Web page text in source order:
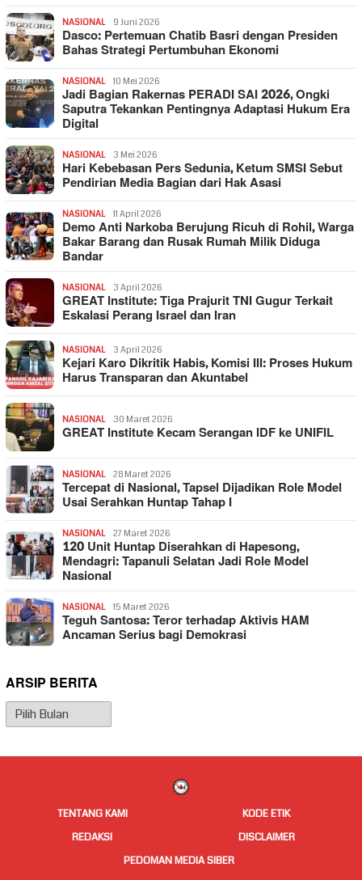
NASIONAL 9 Juni 2026
Dasco: Pertemuan Chatib Basri dengan Presiden
Bahas Strategi Pertumbuhan Ekonomi
NASIONAL 10 Mei 2026
Jadi Bagian Rakernas PERADI SAI 2026, Ongki
Saputra Tekankan Pentingnya Adaptasi Hukum Era
Digital
NASIONAL 3 Mei 2026
Hari Kebebasan Pers Sedunia, Ketum SMSI Sebut
Pendirian Media Bagian dari Hak Asasi
NASIONAL 11 April 2026
Demo Anti Narkoba Berujung Ricuh di Rohil, Warga
Bakar Barang dan Rusak Rumah Milik Diduga
Bandar
NASIONAL 3 April 2026
GREAT Institute: Tiga Prajurit TNI Gugur Terkait
Eskalasi Perang Israel dan Iran
NASIONAL 3 April 2026
Kejari Karo Dikritik Habis, Komisi III: Proses Hukum
Harus Transparan dan Akuntabel
NASIONAL 30 Maret 2026
GREAT Institute Kecam Serangan IDF ke UNIFIL
NASIONAL 28 Maret 2026
Tercepat di Nasional, Tapsel Dijadikan Role Model
Usai Serahkan Huntap Tahap I
NASIONAL 27 Maret 2026
120 Unit Huntap Diserahkan di Hapesong,
Mendagri: Tapanuli Selatan Jadi Role Model
Nasional
NASIONAL 15 Maret 2026
Teguh Santosa: Teror terhadap Aktivis HAM
Ancaman Serius bagi Demokrasi
ARSIP BERITA
Arsip
Berita
TENTANG KAMI
KODE ETIK
REDAKSI
DISCLAIMER
PEDOMAN MEDIA SIBER